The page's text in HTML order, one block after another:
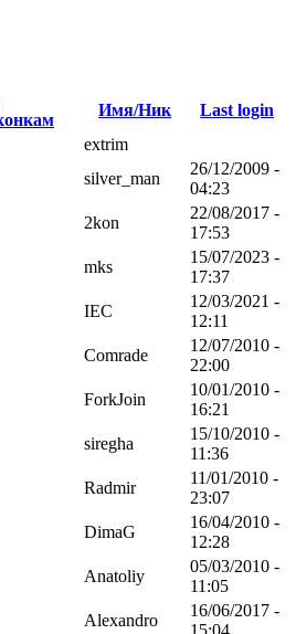
Имя/Ник
Last login
extrim
silver_man
26/12/2009 -
04:23
2kon
22/08/2017 -
17:53
mks
15/07/2023 -
17:37
IEC
12/03/2021 -
12:11
Comrade
12/07/2010 -
22:00
ForkJoin
10/01/2010 -
16:21
siregha
15/10/2010 -
11:36
Radmir
11/01/2010 -
23:07
DimaG
16/04/2010 -
12:28
Anatoliy
05/03/2010 -
11:05
Alexandro
16/06/2017 -